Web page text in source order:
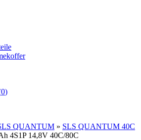
0)
QUANTUM » SLS QUANTUM 40C
4S1P 14,8V 40C/80C